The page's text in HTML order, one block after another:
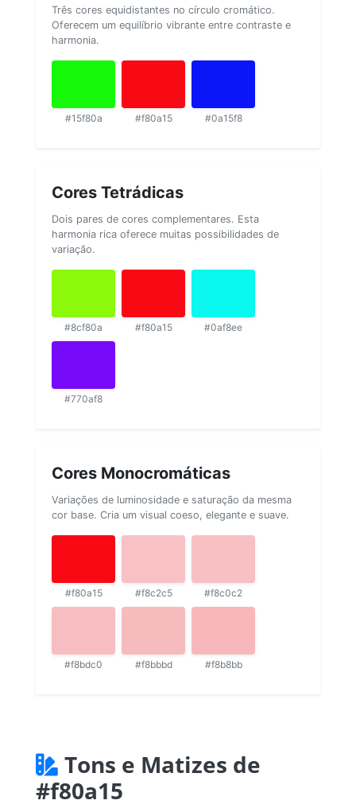
Três cores equidistantes no círculo cromático.
Oferecem um equilíbrio vibrante entre contraste e
harmonia.
#15f80a #f80a15 #0a15f8
Cores Tetrádicas
Dois pares de cores complementares. Esta
harmonia rica oferece muitas possibilidades de
variação.
#8cf80a #f80a15 #0af8ee
#770af8
Cores Monocromáticas
Variações de luminosidade e saturação da mesma
cor base. Cria um visual coeso, elegante e suave.
#f80a15 #f8c2c5 #f8c0c2
#f8bdc0 #f8bbbd #f8b8bb
Tons e Matizes de
#f80a15